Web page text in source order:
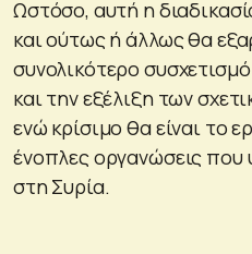
Ωστόσο, αυτή η
και ούτως ή άλλως θα
συνολικότερο
και την εξέλιξη των
ενώ κρίσιμο θα είναι το
ένοπλες οργανώσεις που
στη Συρία.